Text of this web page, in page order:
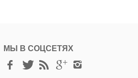
МЫ В СОЦСЕТЯХ